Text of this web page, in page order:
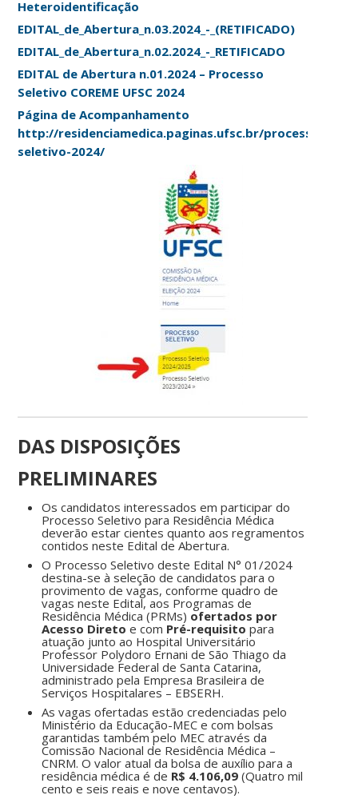
Heteroidentificação
EDITAL_de_Abertura_n.03.2024_-_(RETIFICADO)
EDITAL_de_Abertura_n.02.2024_-_RETIFICADO
EDITAL de Abertura n.01.2024 – Processo
Seletivo COREME UFSC 2024
Página de Acompanhamento
http://residenciamedica.paginas.ufsc.br/processo-
seletivo-2024/
DAS DISPOSIÇÕES
PRELIMINARES
Os candidatos interessados em participar do
Processo Seletivo para Residência Médica
deverão estar cientes quanto aos regramentos
contidos neste Edital de Abertura.
O Processo Seletivo deste Edital N° 01/2024
destina-se à seleção de candidatos para o
provimento de vagas, conforme quadro de
vagas neste Edital, aos Programas de
Residência Médica (PRMs) ofertados por
Acesso Diretoe com Pré-requisito para
atuação junto ao Hospital Universitário
Professor Polydoro Ernani de São Thiago da
Universidade Federal de Santa Catarina,
administrado pela Empresa Brasileira de
Serviços Hospitalares – EBSERH.
As vagas ofertadas estão credenciadas pelo
Ministério da Educação-MEC e com bolsas
garantidas também pelo MEC através da
Comissão Nacional de Residência Médica –
CNRM. O valor atual da bolsa de auxílio para a
residência médica é de R$ 4.106,09(Quatro mil
cento e seis reais e nove centavos).